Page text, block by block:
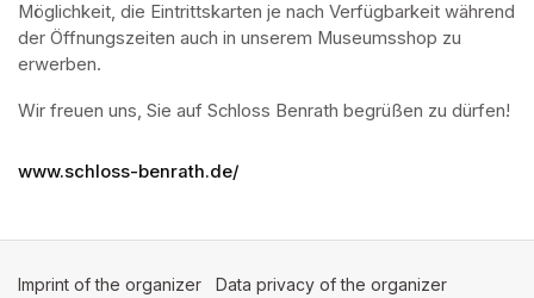
Möglichkeit, die Eintrittskarten je nach Verfügbarkeit während
der Öffnungszeiten auch in unserem Museumsshop zu
erwerben.
Wir freuen uns, Sie auf Schloss Benrath begrüßen zu dürfen!
www.schloss-benrath.de/
Imprint of the organizer (opens in a new tab)
Data privacy of the organizer